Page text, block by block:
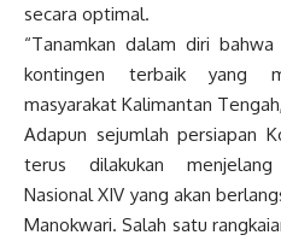
secara optimal.
“Tanamkan dalam diri
kontingen terbaik yang
masyarakat Kalimantan
Adapun sejumlah persiapan
terus dilakukan menjelang
Nasional XIV yang akan
Manokwari. Salah satu